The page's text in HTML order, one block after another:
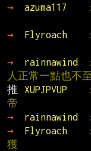
→
azuma117
→
Flyroach
→
rainnawind
人正常一點也不
推
XUPJPVUP
帝
→
rainnawind
→
Flyroach
獲